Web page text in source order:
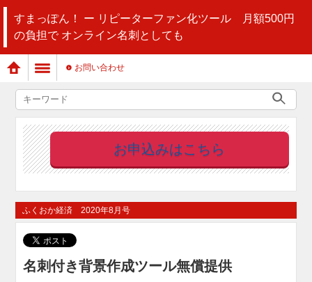
すまっぽん！ ー リピーターファン化ツール 月額500円
の負担で オンライン名刺としても
お問い合わせ
お申込みはこちら
ふくおか経済 2020年8月号
名刺付き背景作成ツール無償提供